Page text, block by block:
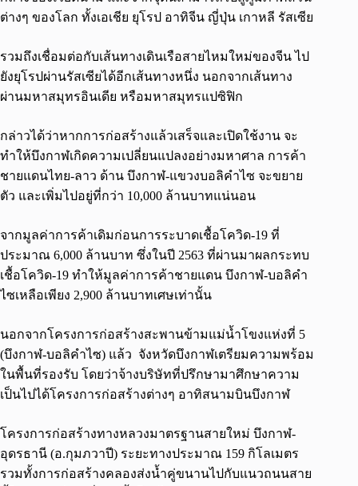
ต่างๆ ของโลก ทั้งเอเชีย ยุโรป อาทิจีน ญี่ปุ่น เกาหลี รัสเซีย
รวมถึงเชื่อมต่อกับเส้นทางเดินเรือสายไหมใหม่ของจีน ไป
ยังยุโรปผ่านรัสเซียได้อีกเส้นทางหนึ่ง นอกจากเส้นทาง
ผ่านมหาสมุทรอินเดีย หรือมหาสมุทรแปซิฟิก
กล่าวได้ว่าหากการก่อสร้างแล้วเสร็จและเปิดใช้งาน จะ
ทำให้บึงกาฬเกิดความเปลี่ยนแปลงอย่างมหาศาล การค้า
ชายแดนไทย-ลาว ด้าน บึงกาฬ-แขวงบอลิคำไซ จะขยาย
ตัว และเพิ่มไปอยู่ที่กว่า 10,000 ล้านบาทแน่นอน
จากมูลค่าการค้าเดิมก่อนการระบาดเชื้อโควิด-19 ที่
ประมาณ 6,000 ล้านบาท ซึ่งในปี 2563 ที่ผ่านมาผลกระทบ
เชื้อโควิด-19 ทำให้มูลค่าการค้าชายแดน บึงกาฬ-บอลิคำ
ไซเหลือเพียง 2,900 ล้านบาทเศษเท่านั้น
นอกจากโครงการก่อสร้างสะพานข้ามแม่นํ้าโขงแห่งที่ 5
(บึงกาฬ-บอลิคำไซ) แล้ว จังหวัดบึงกาฬเตรียมความพร้อม
ในพื้นที่รองรับ โดยว่าจ้างบริษัทที่ปรึกษามาศึกษาความ
เป็นไปได้โครงการก่อสร้างต่างๆ อาทิสนามบินบึงกาฬ
โครงการก่อสร้างทางหลวงมาตรฐานสายใหม่ บึงกาฬ-
อุดรธานี (อ.กุมภวาปี) ระยะทางประมาณ 159 กิโลเมตร
รวมทั้งการก่อสร้างคลองส่งนํ้าคู่ขนานไปกับแนวถนนสาย